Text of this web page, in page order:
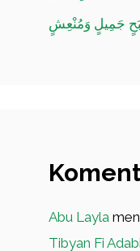
جَمِيلٍ وَمُنْعِشٍ
Abu Layla
Tibyan Fi